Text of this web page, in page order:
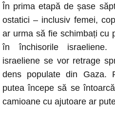
În prima etapă de șase
ostatici – inclusiv femei,
ar urma să fie schimbați cu
în închisorile israeliene.
israeliene se vor retrage
dens populate din Gaza.
putea începe să se
camioane cu ajutoare ar